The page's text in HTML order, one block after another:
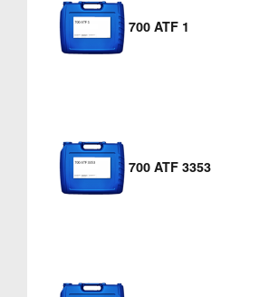
700 ATF 1
700 ATF 3353